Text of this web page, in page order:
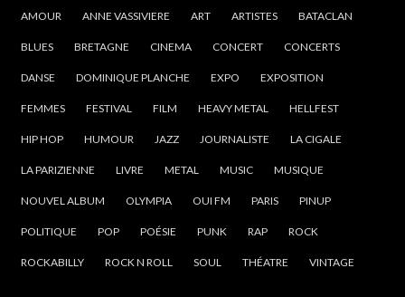
AMOUR ANNE VASSIVIERE ART ARTISTES BATACLAN
BLUES BRETAGNE CINEMA CONCERT CONCERTS
DANSE DOMINIQUE PLANCHE EXPO EXPOSITION
FEMMES FESTIVAL FILM HEAVY METAL HELLFEST
HIP HOP HUMOUR JAZZ JOURNALISTE LA CIGALE
LA PARIZIENNE LIVRE METAL MUSIC MUSIQUE
NOUVEL ALBUM OLYMPIA OUI FM PARIS PINUP
POLITIQUE POP POÉSIE PUNK RAP ROCK
ROCKABILLY ROCK N ROLL SOUL THÉATRE VINTAGE